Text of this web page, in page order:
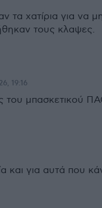
τα χατίρια για να
τους κλαψες.
19:16
του μπασκετικού
και για αυτά που